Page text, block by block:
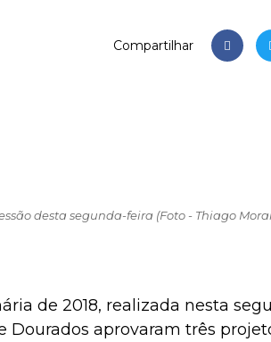
Compartilhar
desta segunda-feira (Foto - Thiago
de 2018, realizada nesta
Dourados aprovaram três